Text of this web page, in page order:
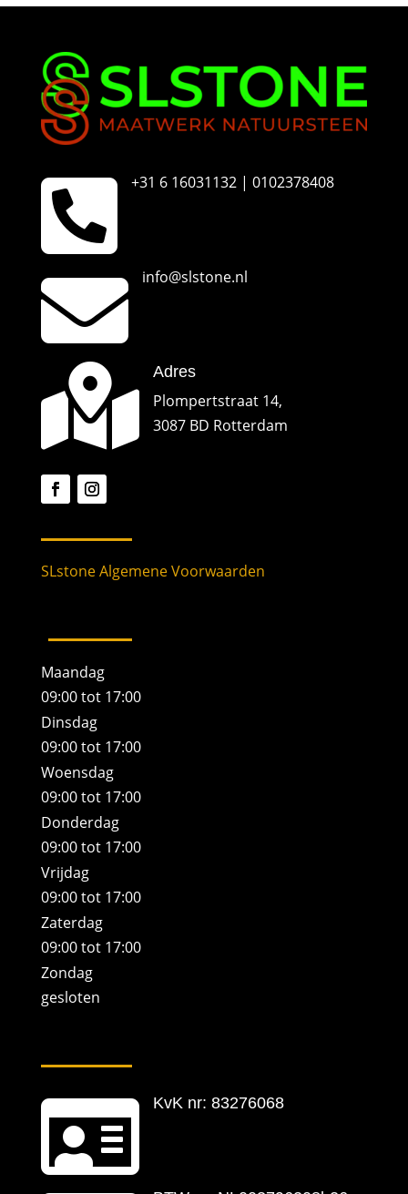
m
 +31 6 16031132 | 0102378408
 info@slstone.nl
 Adres
Plompertstraat 14,
3087 BD Rotterdam
SLstone Algemene Voorwaarden
Maandag
09:00 tot 17:00
Dinsdag
09:00 tot 17:00
Woensdag
09:00 tot 17:00
Donderdag
09:00 tot 17:00
Vrijdag
09:00 tot 17:00
Zaterdag
09:00 tot 17:00
Zondag
gesloten
 KvK nr: 83276068